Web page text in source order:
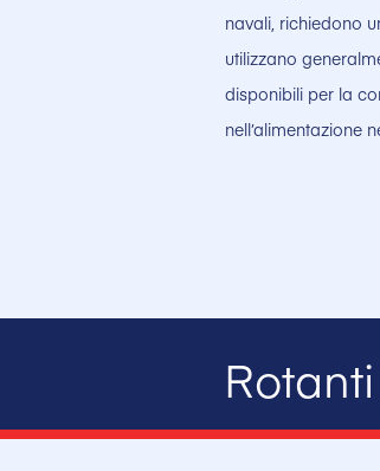
navali, richiedono
utilizzano
disponibili per la
nell’alimentazione